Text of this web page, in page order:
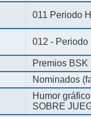
011 Periodo
012 - Periodo
Premios BSK
Nominados
Humor
SOBRE